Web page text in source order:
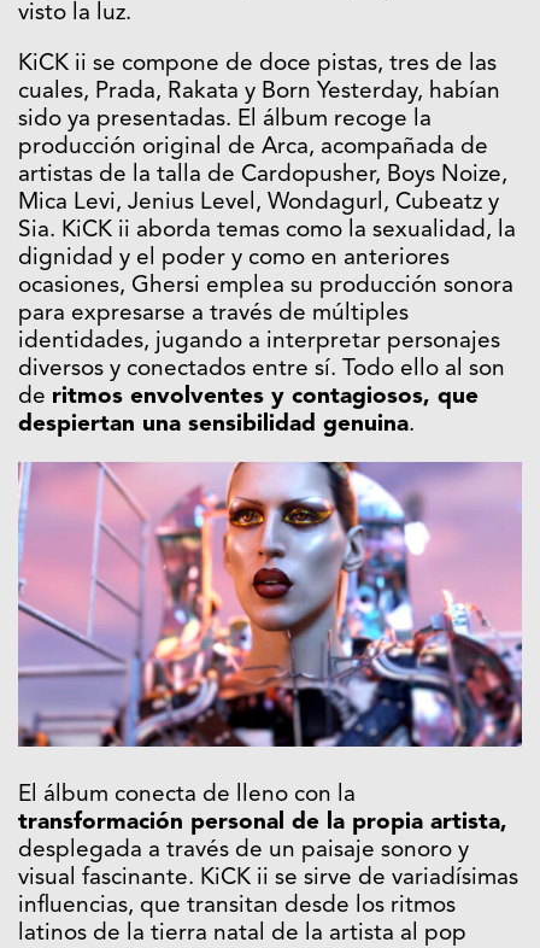
visto la luz.
KiCK ii se compone de doce pistas, tres de las
cuales, Prada, Rakata y Born Yesterday, habían
sido ya presentadas. El álbum recoge la
producción original de Arca, acompañada de
artistas de la talla de Cardopusher, Boys Noize,
Mica Levi, Jenius Level, Wondagurl, Cubeatz y
Sia. KiCK ii aborda temas como la sexualidad, la
dignidad y el poder y como en anteriores
ocasiones, Ghersi emplea su producción sonora
para expresarse a través de múltiples
identidades, jugando a interpretar personajes
diversos y conectados entre sí. Todo ello al son
de ritmos envolventes y contagiosos, que
despiertan una sensibilidad genuina.
El álbum conecta de lleno con la
transformación personal de la propia artista,
desplegada a través de un paisaje sonoro y
visual fascinante. KiCK ii se sirve de variadísimas
influencias, que transitan desde los ritmos
latinos de la tierra natal de la artista al pop